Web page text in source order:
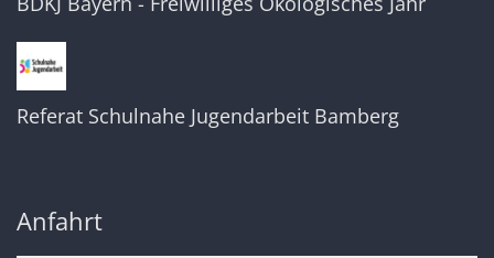
Referat Schulnahe Jugendarbeit Bamberg
Anfahrt